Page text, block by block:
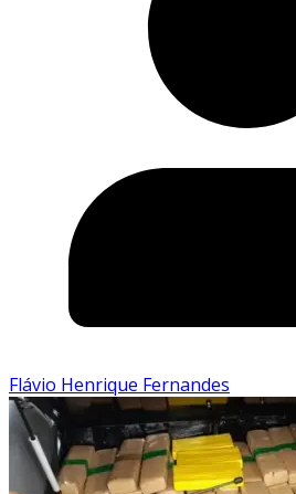
Flávio Henrique Fernandes